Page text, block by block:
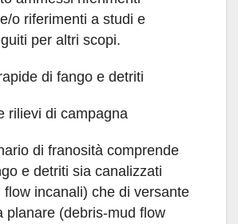
o riferimenti a studi e
per altri scopi.
di fango e detriti
rilievi di campagna
di franosità comprende
e detriti sia canalizzati
flow incanali) che di versante
planare (debris-mud flow